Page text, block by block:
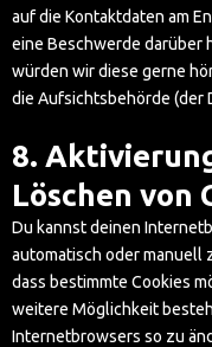
auf die Kontaktdaten am
eine Beschwerde darüber
würden wir diese gerne
die Aufsichtsbehörde (der
8.
Löschen von
Du kannst deinen
automatisch oder manuell
dass bestimmte Cookies
weitere Möglichkeit
Internetbrowsers so zu